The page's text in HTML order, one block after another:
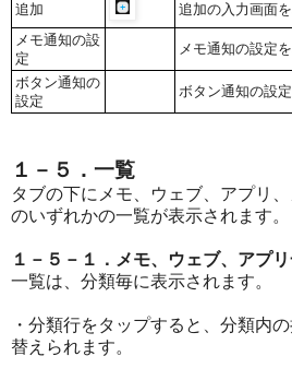
追加
追加の入力画面を
メモ通知の設
定
メモ通知の設定
ボタン通知の
設定
ボタン通知の設
１－５．一覧
タブの下にメモ、ウェブ、アプリ
のいずれかの一覧が表示されます。
１－５－１．メモ、ウェブ、アプ
一覧は、分類毎に表示されます。
・分類行をタップすると、分類内
替えられます。